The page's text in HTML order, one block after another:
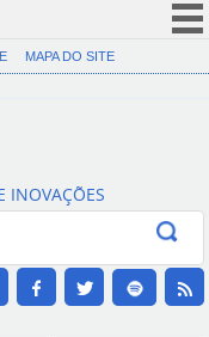
(COVID-19)
Canais
MAPA DO SITE
INOVAÇÕES